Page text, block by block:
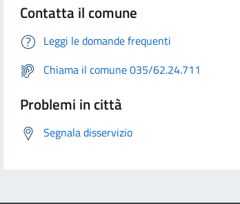
Contatta il comune
Leggi le domande frequenti
Chiama il comune 035/62.24.711
Problemi in città
Segnala disservizio